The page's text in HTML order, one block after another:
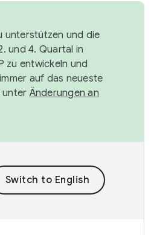
unterstützen und die
und 4. Quartal in
zu entwickeln und
auf das neueste
unter Änderungen an